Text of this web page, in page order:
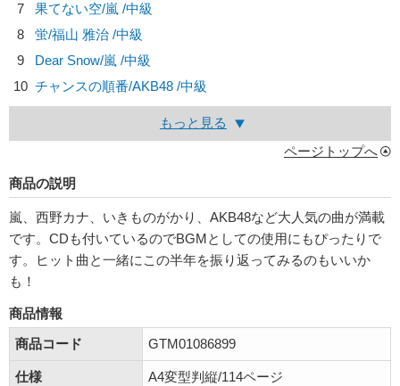
7
果てない空/嵐 /中級
8
蛍/福山 雅治 /中級
9
Dear Snow/嵐 /中級
10 チャンスの順番/AKB48 /中級
もっと見る
ページトップへ
商品の説明
嵐、西野カナ、いきものがかり、AKB48など大人気の曲が満載
です。CDも付いているのでBGMとしての使用にもぴったりで
す。ヒット曲と一緒にこの半年を振り返ってみるのもいいか
も！
商品情報
商品コード
GTM01086899
仕様 A4変型判縦/114ページ